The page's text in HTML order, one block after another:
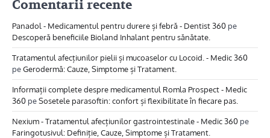
Comentarii recente
Panadol - Medicamentul pentru durere și febră - Dentist 360 pe
Descoperă beneficiile Bioland Inhalant pentru sănătate.
Tratamentul afecțiunilor pielii și mucoaselor cu Locoid. - Medic 360
peGerodermă: Cauze, Simptome și Tratament.
Informații complete despre medicamentul Romla Prospect - Medic
360 peSosetele parasoftin: confort și flexibilitate în fiecare pas.
Nexium - Tratamentul afecțiunilor gastrointestinale - Medic 360 pe
Faringotusivul: Definiție, Cauze, Simptome și Tratament.